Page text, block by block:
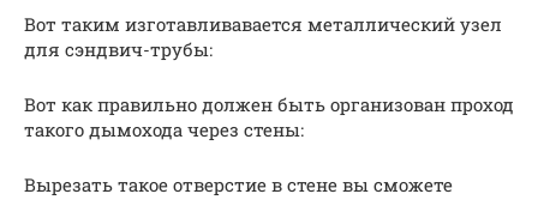
Вот таким изготавливавается металлический узел
для сэндвич-трубы:
Вот как правильно должен быть организован проход
такого дымохода через стены:
Вырезать такое отверстие в стене вы сможете